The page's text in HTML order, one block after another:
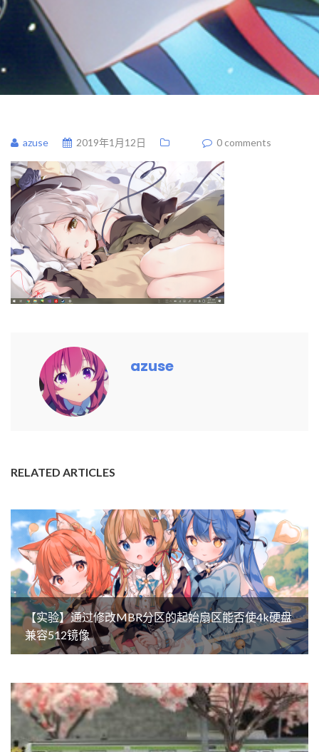
azuse 2019年1月12日 0 comments
azuse
RELATED ARTICLES
【实验】通过修改MBR分区的起始扇区能否使4k硬盘
兼容512镜像